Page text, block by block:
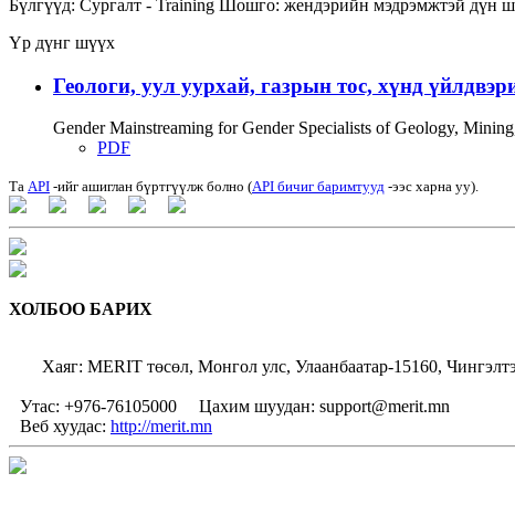
Бүлгүүд: Сургалт - Training Шошго: жендэрийн мэдрэмжтэй дүн
Үр дүнг шүүх
Геологи, уул уурхай, газрын тос, хүнд
Gender Mainstreaming for Gender Specialists of Geology,
PDF
Та API -ийг ашиглан бүртгүүлж болно (API бичиг баримтууд -ээс харна уу).
ХОЛБОО БАРИХ
Хаяг: MERIT төсөл, Монгол улс, Улаанбаатар-15160,
Утас: +976-76105000
Цахим шуудан: support@merit.mn
Веб хуудас: http://merit.mn